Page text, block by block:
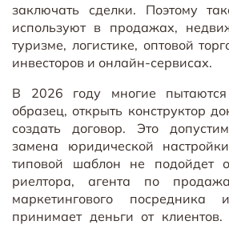
заключать сделки. Поэтому
используют в продажах,
туризме, логистике, оптовой
инвесторов и онлайн-сервисах.
В 2026 году многие пытаются
образец, открыть конструктор
создать договор. Это
замена юридической
типовой шаблон не подойдет
риелтора, агента по
маркетингового
принимает деньги от